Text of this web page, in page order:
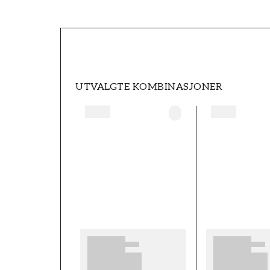
UTVALGTE KOMBINASJONER